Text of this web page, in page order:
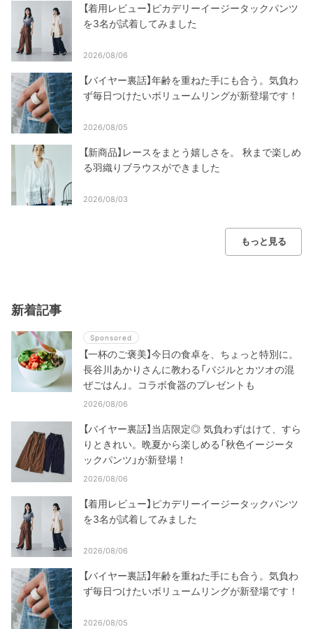
【着用レビュー】ピカデリーイージータックパンツ
を3名が試着してみました
2026/08/06
【バイヤー裏話】年齢を重ねた手にも合う。気負わ
ず毎日つけたいボリュームリングが新登場です！
2026/08/05
【新商品】レースをまとう嬉しさを。 秋まで楽しめ
る羽織りブラウスができました
2026/08/03
もっと見る
新着記事
Sponsored
【一杯のご褒美】今日の食卓を、ちょっと特別に。
長谷川あかりさんに教わる「バジルとカツオの混
ぜごはん」。コラボ食器のプレゼントも
2026/08/06
【バイヤー裏話】当店限定◎ 気負わずはけて、すら
りときれい。晩夏から楽しめる「秋色イージータ
ックパンツ」が新登場！
2026/08/06
【着用レビュー】ピカデリーイージータックパンツ
を3名が試着してみました
2026/08/06
【バイヤー裏話】年齢を重ねた手にも合う。気負わ
ず毎日つけたいボリュームリングが新登場です！
2026/08/05